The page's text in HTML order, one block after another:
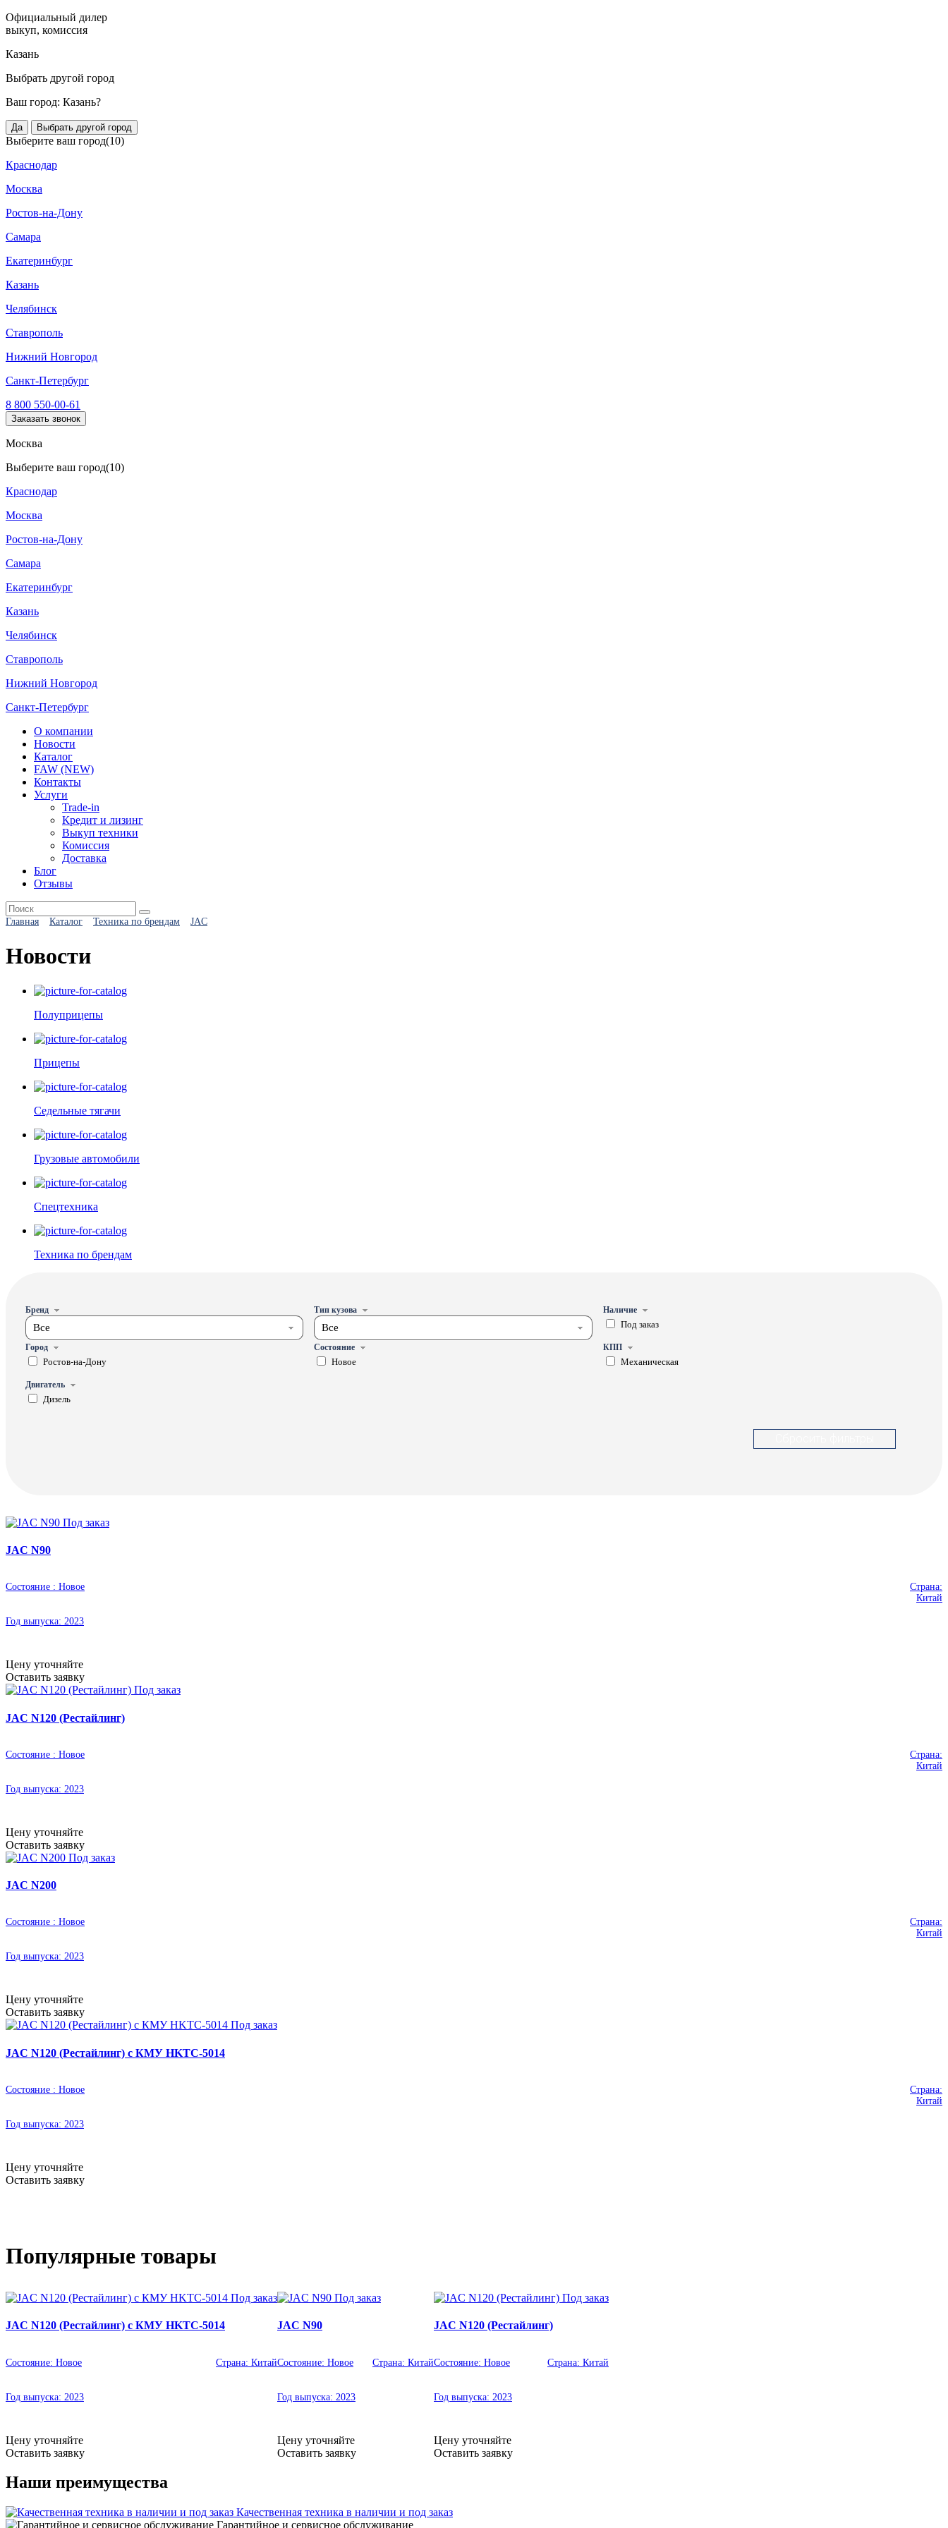
Официальный дилер
выкуп, комиссия
Казань
Выбрать другой город
Ваш город: Казань?
Да Выбрать другой город
Выберите ваш город(10)
Краснодар
Москва
Ростов-на-Дону
Самара
Екатеринбург
Казань
Челябинск
Ставрополь
Нижний Новгород
Санкт-Петербург
8 800 550-00-61
Заказать звонок
Москва
Выберите ваш город(10)
Краснодар
Москва
Ростов-на-Дону
Самара
Екатеринбург
Казань
Челябинск
Ставрополь
Нижний Новгород
Санкт-Петербург
О компании
Новости
Каталог
FAW (NEW)
Контакты
Услуги
Trade-in
Кредит и лизинг
Выкуп техники
Комиссия
Доставка
Блог
Отзывы
Главная Каталог Техника по брендам JAC
Новости
Полуприцепы
Прицепы
Седельные тягачи
Грузовые автомобили
Спецтехника
Техника по брендам
Бренд
Все
Тип кузова
Все
Наличие
Под заказ
Город
Ростов-на-Дону
Состояние
Новое
КПП
Механическая
Двигатель
Дизель
Под заказ
JAC N90
Состояние : Новое
Страна:
Китай
Год выпуска: 2023
Цену уточняйте
Оставить заявку
Под заказ
JAC N120 (Рестайлинг)
Состояние : Новое
Страна:
Китай
Год выпуска: 2023
Цену уточняйте
Оставить заявку
Под заказ
JAC N200
Состояние : Новое
Страна:
Китай
Год выпуска: 2023
Цену уточняйте
Оставить заявку
Под заказ
JAC N120 (Рестайлинг) с КМУ HKTC-5014
Состояние : Новое
Страна:
Китай
Год выпуска: 2023
Цену уточняйте
Оставить заявку
Популярные товары
Под заказ
JAC N120 (Рестайлинг) с КМУ HKTC-5014
Состояние: Новое Страна: Китай
Год выпуска: 2023
Цену уточняйте
Оставить заявку
Под заказ
JAC N90
Состояние: Новое Страна: Китай
Год выпуска: 2023
Цену уточняйте
Оставить заявку
Под заказ
JAC N120 (Рестайлинг)
Состояние: Новое Страна: Китай
Год выпуска: 2023
Цену уточняйте
Оставить заявку
Наши преимущества
Качественная техника в наличии и под заказ
Гарантийное и сервисное обслуживание